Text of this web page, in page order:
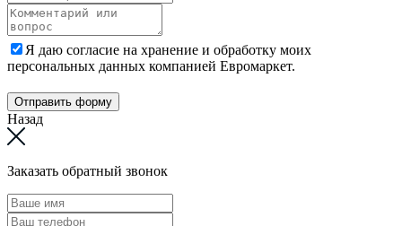
Я даю согласие на хранение и обработку моих
персональных данных компанией Евромаркет.
Отправить форму
Назад
Заказать обратный звонок